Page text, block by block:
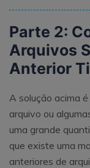
Parte 2:
Arquivos
Anterior
A solução acima
arquivo ou
uma grande
que existe uma
anteriores de